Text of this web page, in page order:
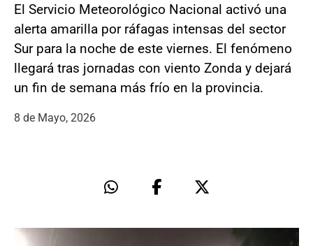
El Servicio Meteorológico Nacional activó una
alerta amarilla por ráfagas intensas del sector
Sur para la noche de este viernes. El fenómeno
llegará tras jornadas con viento Zonda y dejará
un fin de semana más frío en la provincia.
8 de Mayo, 2026